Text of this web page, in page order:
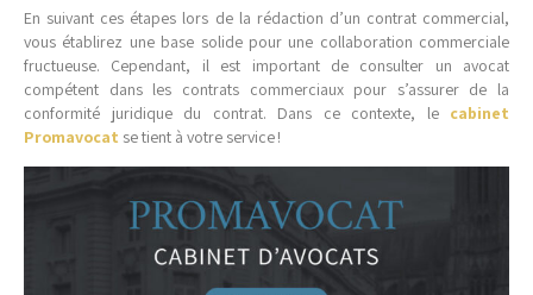
En suivant ces étapes lors de la rédaction d’un contrat commercial,
vous établirez une base solide pour une collaboration commerciale
fructueuse. Cependant, il est important de consulter un avocat
compétent dans les contrats commerciaux pour s’assurer de la
conformité juridique du contrat. Dans ce contexte, le cabinet
Promavocat se tient à votre service !